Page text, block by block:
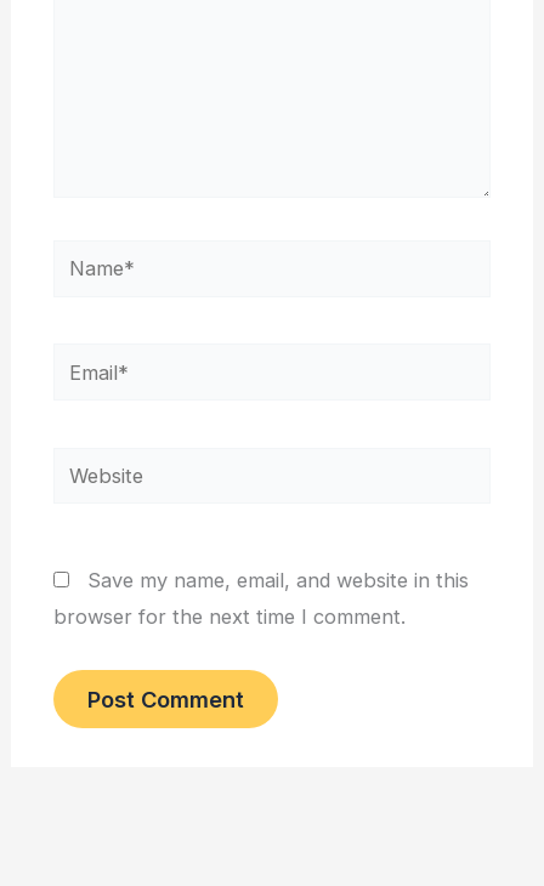
Name*
Email*
Website
Save my name, email, and website in this
browser for the next time I comment.